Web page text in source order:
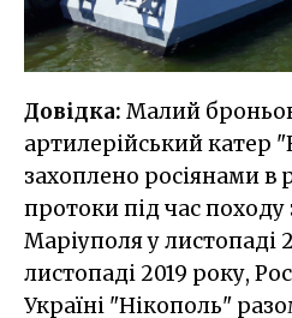
Довідка: Малий
артилерійський катер
захоплено росіянами в
протоки під час походу
Маріуполя у листопаді
листопаді 2019 року,
Україні "Нікополь"